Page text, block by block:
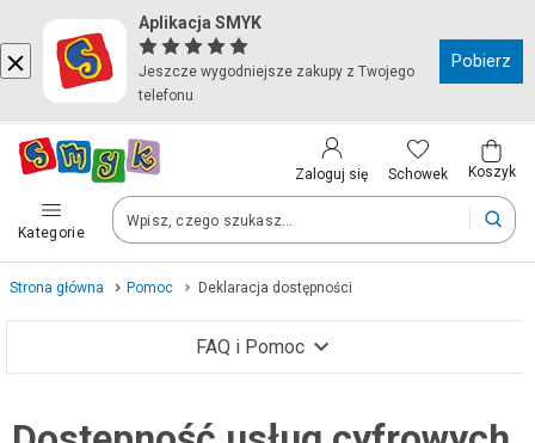
Aplikacja SMYK
Jeszcze wygodniejsze zakupy z Twojego
telefonu
Pobierz
Zaloguj się Schowek Koszyk
Kategorie
Kraj i język
Polska (Poland)
Twoje zamówienia dostarczymy na teren wybranego kraju.
Strona główna Pomoc Deklaracja dostępności
FAQ i Pomoc